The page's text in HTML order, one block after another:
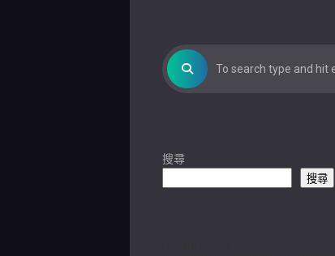
搜尋
搜尋